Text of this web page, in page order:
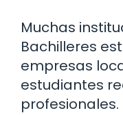
Muchas
Bachilleres
empresas
estudiantes
profesionales.